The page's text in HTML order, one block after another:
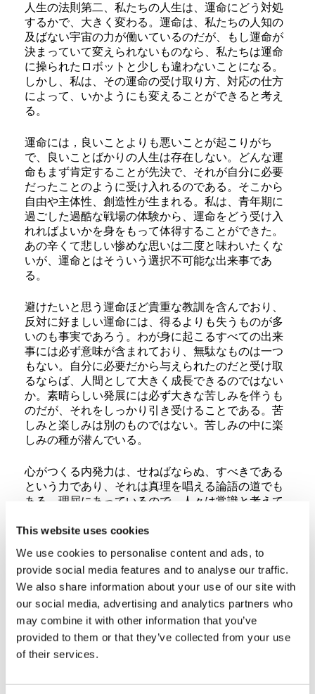
This website uses cookies
We use cookies to personalise content and ads, to
provide social media features and to analyse our traffic.
We also share information about your use of our site with
our social media, advertising and analytics partners who
may combine it with other information that you’ve
provided to them or that they’ve collected from your use
of their services.
人生の法則第二、私たちの人生は、運命にどう対処
するかで、大きく変わる。運命は、私たちの人知の
及ばない宇宙の力が働いているのだが、もし運命が
決まっていて変えられないものなら、私たちは運命
に操られたロボットと少しも違わないことになる。
しかし、私は、その運命の受け取り方、対応の仕方
によって、いかようにも変えることができると考え
る。
運命には，良いことよりも悪いことが起こりがち
で、良いことばかりの人生は存在しない。どんな運
命もまず肯定することが先決で、それが自分に必要
だったことのように受け入れるのである。そこから
自由や主体性、創造性が生まれる。私は、青年期に
過ごした過酷な戦場の体験から、運命をどう受け入
れればよいかを身をもって体得することができた。
あの辛くて悲しい惨めな思いは二度と味わいたくな
いが、運命とはそういう選択不可能な出来事であ
る。
避けたいと思う運命ほど貴重な教訓を含んでおり、
反対に好ましい運命には、得るよりも失うものが多
いのも事実であろう。わが身に起こるすべての出来
事には必ず意味が含まれており、無駄なものは一つ
もない。自分に必要だから与えられたのだと受け取
るならば、人間として大きく成長できるのではない
か。素晴らしい発展には必ず大きな苦しみを伴うも
のだが、それをしっかり引き受けることである。苦
しみと楽しみは別のものではない。苦しみの中に楽
しみの種が潜んでいる。
心がつくる内発力は、せねばならぬ、すべきである
という力であり、それは真理を唱える論語の道でも
ある。理屈にあっているので、人々は常識と考えて
ていて、理想を描き、計画や目標をつくる働きをす
る。こうした心の力が総合された内発力が、私たち
の、豊かな人間性を育んでくれるのは間違いない。
この世に大自然の生き物の一部として生を与えられ
た私たちは、内発力の基である心の奥に存在する魂
の声に、耳を澄まそうではないか。
「俺は全部引き受けていくぞ」という気持ちになる
と、案外、問題は解決していくものである。人間は